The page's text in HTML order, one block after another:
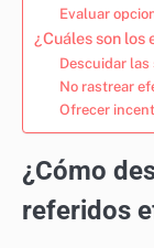
Evaluar
¿Cuáles son los
Descuidar
No rastrear
Ofrecer
¿Cómo
referidos